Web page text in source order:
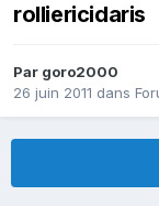
rolliericidaris
Par goro2000
26 juin 2011 dans